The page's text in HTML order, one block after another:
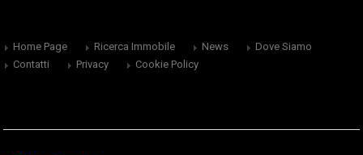
Home Page Ricerca Immobile News
Dove Siamo
Contatti
Privacy Cookie Policy